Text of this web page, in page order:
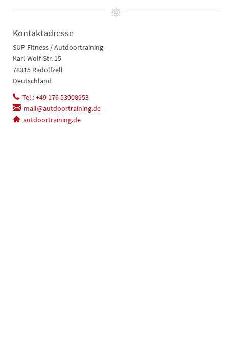
Kontaktadresse
SUP-Fitness / Autdoortraining
Karl-Wolf-Str. 15
78315 Radolfzell
Deutschland
Tel.: +49 176 53908953
mail@autdoortraining.de
autdoortraining.de